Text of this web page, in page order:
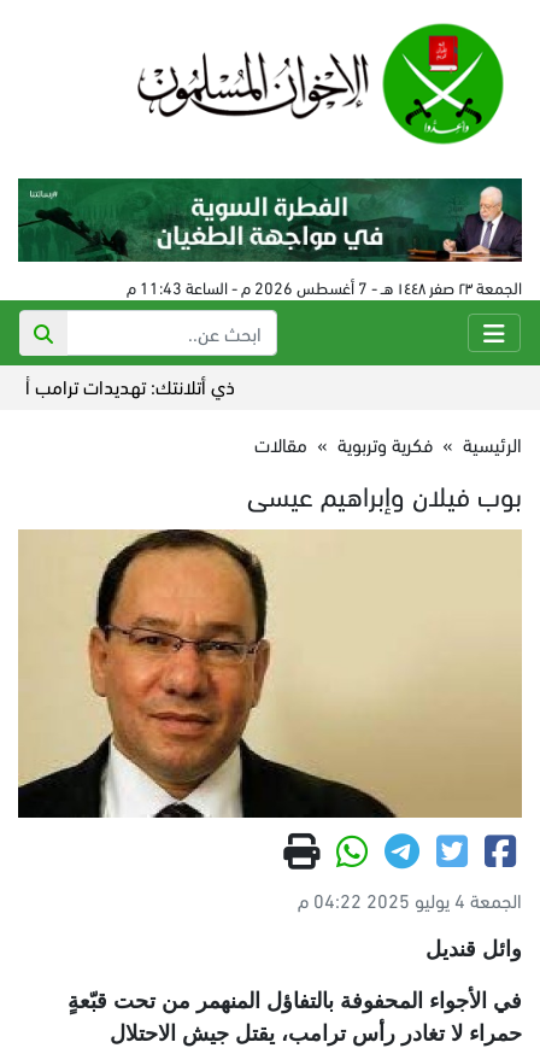
الجمعة ٢٣ صفر ١٤٤٨ هـ - 7 أغسطس 2026 م - الساعة 11:43 م
ذي أتلانتك: تهديدات ترامب أضاعت
الرئيسية » فكرية وتربوية » مقالات
بوب فيلان وإبراهيم عيسى
الجمعة 4 يوليو 2025 04:22 م
وائل قنديل
في الأجواء المحفوفة بالتفاؤل المنهمر من تحت قبّعةٍ
حمراء لا تغادر رأس ترامب، يقتل جيش الاحتلال